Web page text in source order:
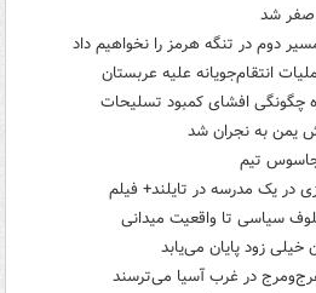
صفر شد
دوم در تنگه هرمز را نخواهیم داد
انتقام‌جویانه علیه عربستان
چگونگی افشای کمبود تسلیحات
یمن به نجران شد
تیم
سیاسی تا واقعیت میدانی
زود پایان می‌یابد
در غرب آسیا می‌ترسند